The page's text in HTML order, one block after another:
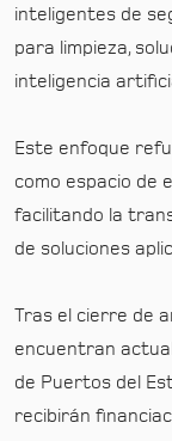
inteligentes de
para limpieza,
inteligencia
Este enfoque
como espacio de
facilitando la
de soluciones
Tras el cierre de
encuentran
de Puertos del
recibirán